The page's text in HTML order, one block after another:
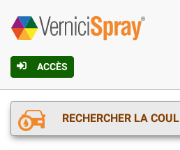
ACCÈS
RECHERCHER LA